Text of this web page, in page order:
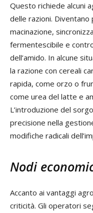
Questo richiede alcuni
delle razioni.
macinazione,
fermentescibile e
dell’amido. In alcune
la razione con cereali
rapida, come orzo o
come urea del latte e
L’introduzione del
precisione nella
modifiche radicali
Nodi
Accanto ai vantaggi
criticità. Gli operatori